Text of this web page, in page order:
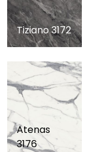
Tiziano 3172
Atenas
3176